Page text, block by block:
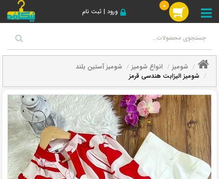
ورود | ثبت نام
0
شومیز انواع شومیز
شومیز آستین بلند
شومیز الیزابت هندسی قرمز